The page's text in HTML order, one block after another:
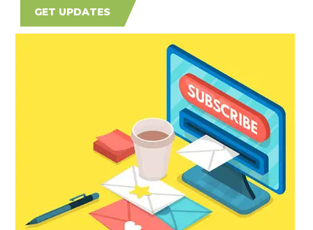
GET UPDATES